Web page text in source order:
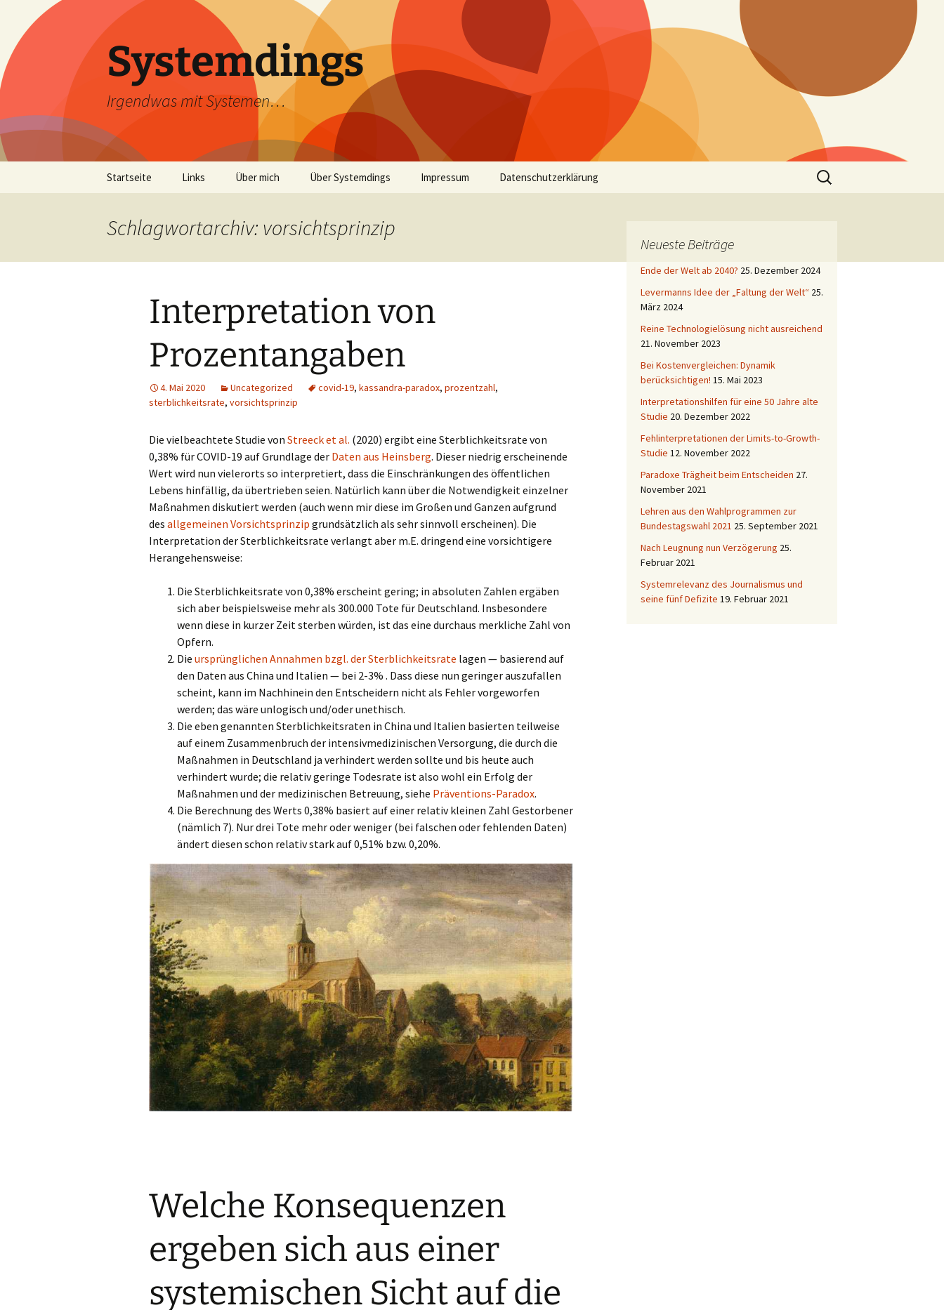
Inhalt
springen
Systemdings
Irgendwas mit Systemen…
Startseite Links Über mich Über Systemdings Impressum Datenschutzerklärung
Suchen
nach:
Schlagwortarchiv: vorsichtsprinzip
Interpretation von
Prozentangaben
4. Mai 2020 Uncategorized covid-19, kassandra-paradox, prozentzahl,
sterblichkeitsrate, vorsichtsprinzip
Die vielbeachtete Studie von Streeck et al. (2020) ergibt eine Sterblichkeitsrate von
0,38% für COVID-19 auf Grundlage der Daten aus Heinsberg. Dieser niedrig erscheinende
Wert wird nun vielerorts so interpretiert, dass die Einschränkungen des öffentlichen
Lebens hinfällig, da übertrieben seien. Natürlich kann über die Notwendigkeit einzelner
Maßnahmen diskutiert werden (auch wenn mir diese im Großen und Ganzen aufgrund
des allgemeinen Vorsichtsprinzip grundsätzlich als sehr sinnvoll erscheinen). Die
Interpretation der Sterblichkeitsrate verlangt aber m.E. dringend eine vorsichtigere
Herangehensweise:
Die Sterblichkeitsrate von 0,38% erscheint gering; in absoluten Zahlen ergäben
sich aber beispielsweise mehr als 300.000 Tote für Deutschland. Insbesondere
wenn diese in kurzer Zeit sterben würden, ist das eine durchaus merkliche Zahl von
Opfern.
Die ursprünglichen Annahmen bzgl. der Sterblichkeitsrate lagen — basierend auf
den Daten aus China und Italien — bei 2-3% . Dass diese nun geringer auszufallen
scheint, kann im Nachhinein den Entscheidern nicht als Fehler vorgeworfen
werden; das wäre unlogisch und/oder unethisch.
Die eben genannten Sterblichkeitsraten in China und Italien basierten teilweise
auf einem Zusammenbruch der intensivmedizinischen Versorgung, die durch die
Maßnahmen in Deutschland ja verhindert werden sollte und bis heute auch
verhindert wurde; die relativ geringe Todesrate ist also wohl ein Erfolg der
Maßnahmen und der medizinischen Betreuung, siehe Präventions-Paradox.
Die Berechnung des Werts 0,38% basiert auf einer relativ kleinen Zahl Gestorbener
(nämlich 7). Nur drei Tote mehr oder weniger (bei falschen oder fehlenden Daten)
ändert diesen schon relativ stark auf 0,51% bzw. 0,20%.
Welche Konsequenzen
ergeben sich aus einer
systemischen Sicht auf die
Neueste Beiträge
Ende der Welt ab 2040? 25. Dezember 2024
Levermanns Idee der „Faltung der Welt“ 25.
März 2024
Reine Technologielösung nicht ausreichend
21. November 2023
Bei Kostenvergleichen: Dynamik
berücksichtigen! 15. Mai 2023
Interpretationshilfen für eine 50 Jahre alte
Studie 20. Dezember 2022
Fehlinterpretationen der Limits-to-Growth-
Studie 12. November 2022
Paradoxe Trägheit beim Entscheiden 27.
November 2021
Lehren aus den Wahlprogrammen zur
Bundestagswahl 2021 25. September 2021
Nach Leugnung nun Verzögerung 25.
Februar 2021
Systemrelevanz des Journalismus und
seine fünf Defizite 19. Februar 2021